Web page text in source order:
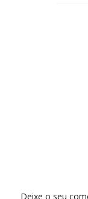
Deixe o seu